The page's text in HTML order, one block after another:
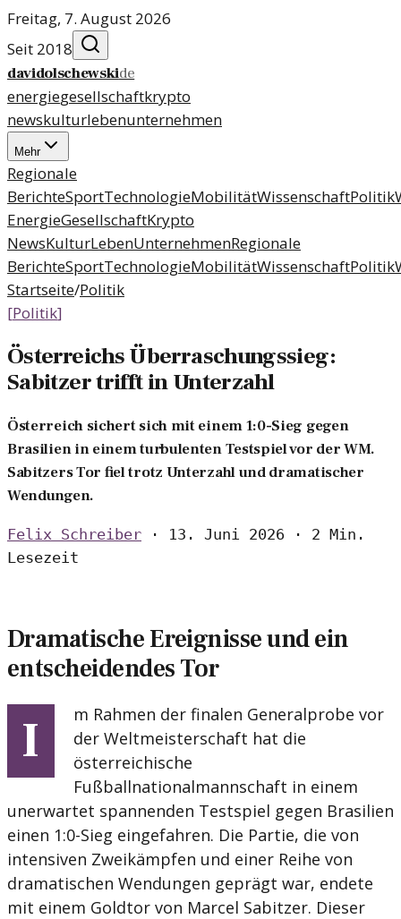
Freitag, 7. August 2026
Seit 2018
davidolschewskide
energiegesellschaftkrypto
newskulturlebenunternehmen
Mehr
Regionale
BerichteSportTechnologieMobilitätWissenschaftPolitik
EnergieGesellschaftKrypto
NewsKulturLebenUnternehmenRegionale
BerichteSportTechnologieMobilitätWissenschaftPolitik
Startseite/Politik
[Politik]
Österreichs Überraschungssieg:
Sabitzer trifft in Unterzahl
Österreich sichert sich mit einem 1:0-Sieg gegen
Brasilien in einem turbulenten Testspiel vor der WM.
Sabitzers Tor fiel trotz Unterzahl und dramatischer
Wendungen.
Felix Schreiber · 13. Juni 2026 · 2 Min.
Lesezeit
Dramatische Ereignisse und ein
entscheidendes Tor
I
m Rahmen der finalen Generalprobe vor
der Weltmeisterschaft hat die
österreichische
Fußballnationalmannschaft in einem
unerwartet spannenden Testspiel gegen Brasilien
einen 1:0-Sieg eingefahren. Die Partie, die von
intensiven Zweikämpfen und einer Reihe von
dramatischen Wendungen geprägt war, endete
mit einem Goldtor von Marcel Sabitzer. Dieser